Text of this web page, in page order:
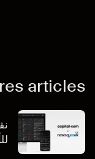
articles